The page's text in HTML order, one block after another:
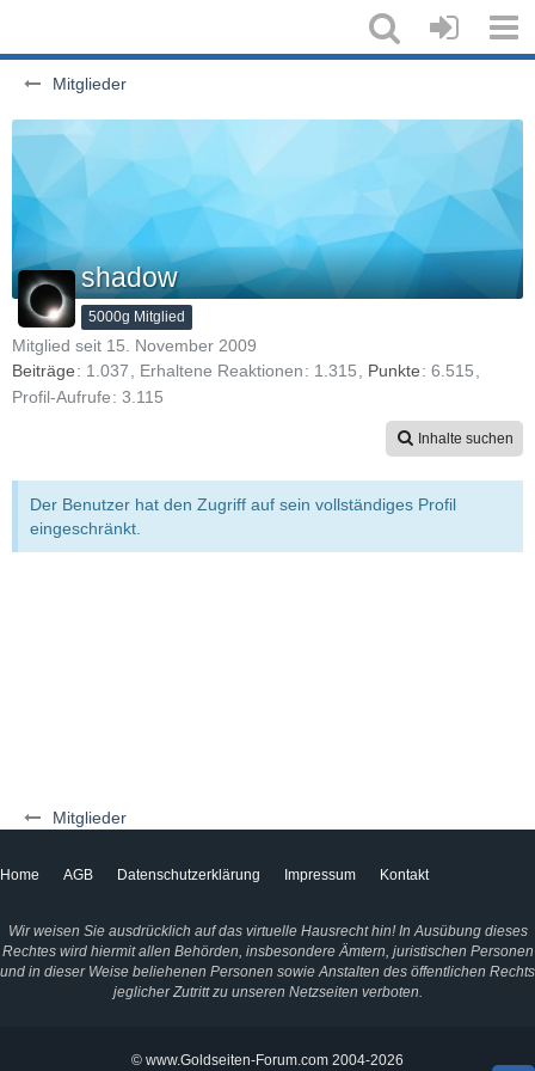
Mitglieder
Mitglieder
shadow
5000g Mitglied
Mitglied seit 15. November 2009
Beiträge
1.037 Erhaltene Reaktionen 1.315 Punkte
6.515
Profil-Aufrufe
3.115
Inhalte suchen
Der Benutzer hat den Zugriff auf sein vollständiges Profil
eingeschränkt.
Home AGB Datenschutzerklärung Impressum Kontakt
Wir weisen Sie ausdrücklich auf das virtuelle Hausrecht hin! In Ausübung dieses
Rechtes wird hiermit allen Behörden, insbesondere Ämtern, juristischen Personen
und in dieser Weise beliehenen Personen sowie Anstalten des öffentlichen Rechts
jeglicher Zutritt zu unseren Netzseiten verboten.
© www.Goldseiten-Forum.com 2004-2026